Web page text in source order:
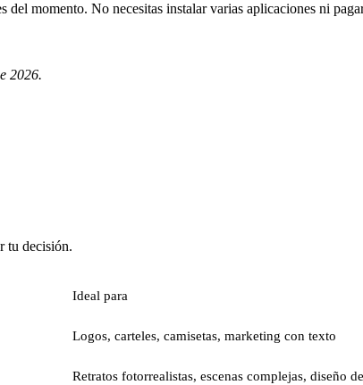
del momento. No necesitas instalar varias aplicaciones ni
2026.
tu decisión.
Ideal para
Logos, carteles, camisetas, marketing con texto
Retratos fotorrealistas, escenas complejas, diseño